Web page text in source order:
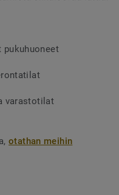
pukuhuoneet
varastotilat
otathan meihin